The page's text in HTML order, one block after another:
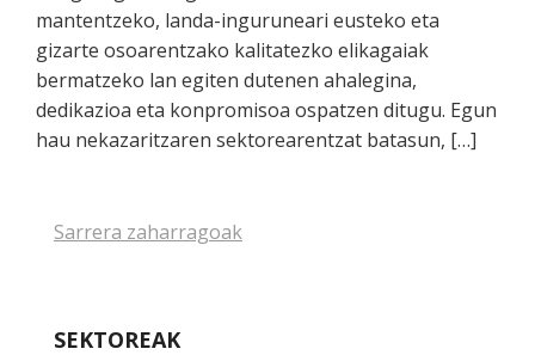
mantentzeko, landa-inguruneari eusteko eta
gizarte osoarentzako kalitatezko elikagaiak
bermatzeko lan egiten dutenen ahalegina,
dedikazioa eta konpromisoa ospatzen ditugu. Egun
hau nekazaritzaren sektorearentzat batasun, […]
Sarreren
Sarrera zaharragoak
SEKTOREAK